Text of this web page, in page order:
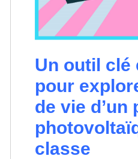
Un outil clé
pour
de vie d’un
classe